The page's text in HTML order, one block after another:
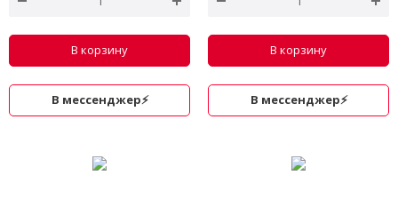
В корзину
В мессенджер⚡
В корзину
В мессенджер⚡